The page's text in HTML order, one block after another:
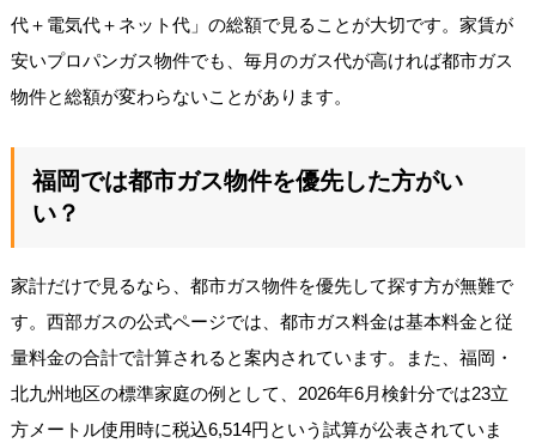
代＋電気代＋ネット代」の総額で見ることが大切です。家賃が
安いプロパンガス物件でも、毎月のガス代が高ければ都市ガス
物件と総額が変わらないことがあります。
福岡では都市ガス物件を優先した方がい
い？
家計だけで見るなら、都市ガス物件を優先して探す方が無難で
す。西部ガスの公式ページでは、都市ガス料金は基本料金と従
量料金の合計で計算されると案内されています。また、福岡・
北九州地区の標準家庭の例として、2026年6月検針分では23立
方メートル使用時に税込6,514円という試算が公表されていま